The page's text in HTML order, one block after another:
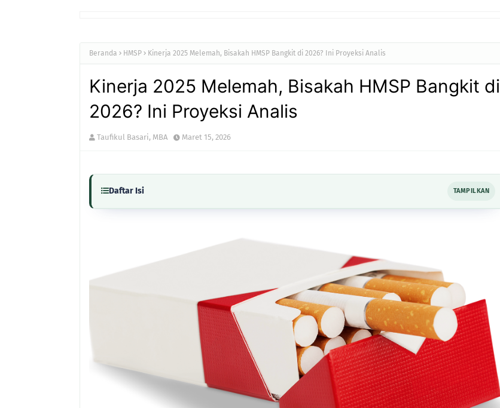
Beranda HMSP Kinerja 2025 Melemah, Bisakah HMSP Bangkit di 2026? Ini Proyeksi Analis
Kinerja 2025 Melemah, Bisakah HMSP Bangkit di
2026? Ini Proyeksi Analis
Taufikul Basari, MBA Maret 15, 2026
Daftar Isi TAMPILKAN